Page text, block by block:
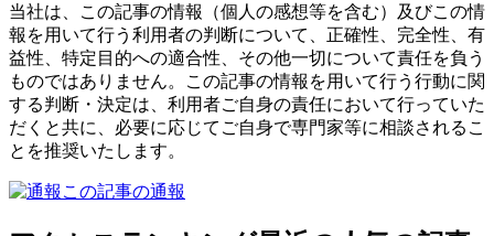
当社は、この記事の情報（個人の感想等を含む）及びこの情
報を用いて行う利用者の判断について、正確性、完全性、有
益性、特定目的への適合性、その他一切について責任を負う
ものではありません。この記事の情報を用いて行う行動に関
する判断・決定は、利用者ご自身の責任において行っていた
だくと共に、必要に応じてご自身で専門家等に相談されるこ
とを推奨いたします。
この記事の通報